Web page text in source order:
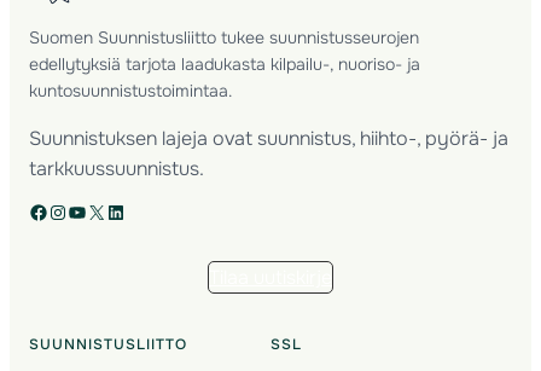
Suomen Suunnistusliitto tukee suunnistusseurojen
edellytyksiä tarjota laadukasta kilpailu-, nuoriso- ja
kuntosuunnistustoimintaa.
Suunnistuksen lajeja ovat suunnistus, hiihto-, pyörä- ja
tarkkuussuunnistus.
Facebook Instagram YouTube X LinkedIn
SUUNNISTUSLIITTO SSL